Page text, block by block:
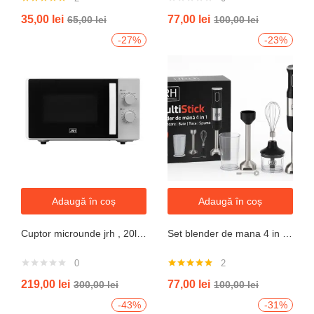
5.00din 5
35,00 lei 65,00lei 77,00 lei 100,00lei
-27%
Adaugă în coș
0
219,00 lei 300,00lei
-23%
Adaugă în coș
5.00din 5
2
77,00 lei 100,00lei
-43%
-31%